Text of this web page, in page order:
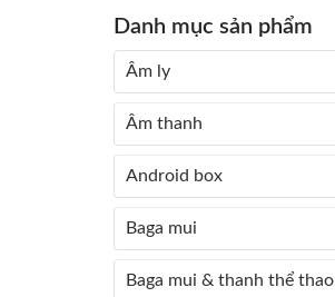
Danh mục sản phẩm
Âm ly
Âm thanh
Android box
Baga mui
Baga mui & thanh thể thao